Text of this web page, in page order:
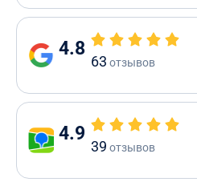
4.8
63 отзывов
4.9
39 отзывов